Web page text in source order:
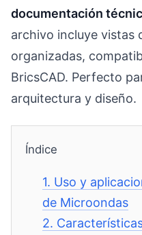
documentación
archivo incluye vistas
organizadas,
BricsCAD. Perfecto
arquitectura y diseño.
Índice
1. Uso y
de Microondas
2.